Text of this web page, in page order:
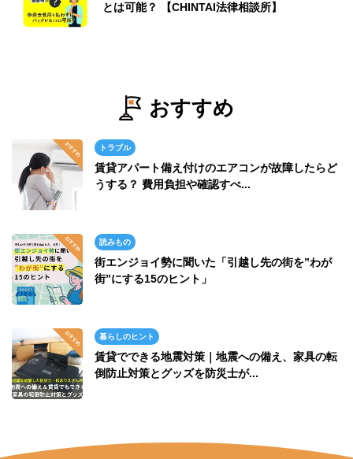
とは可能？ 【CHINTAI法律相談所】
おすすめ
トラブル
賃貸アパート備え付けのエアコンが故障したらど
うする？ 費用負担や確認すべ...
読みもの
街エンジョイ勢に聞いた「引越し先の街を”わが
街”にする15のヒント」
暮らしのヒント
賃貸でできる地震対策｜地震への備え、家具の転
倒防止対策とグッズを防災士が...